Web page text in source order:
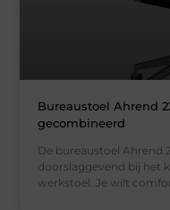
Bureaustoel Ahrend
gecombineerd
De bureaustoel Ahrend
doorslaggevend bij het
werkstoel. Je wilt